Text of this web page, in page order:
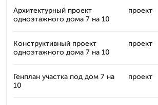
Архитектурный проект
одноэтажного дома 7 на 10
проект
Конструктивный проект
одноэтажного дома 7 на 10
проект
Генплан участка под дом 7 на
10
проект